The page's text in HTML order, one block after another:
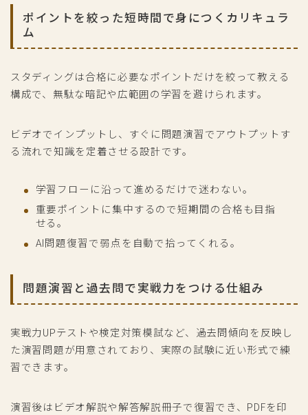
ポイントを絞った短時間で身につくカリキュラ
ム
スタディングは合格に必要なポイントだけを絞って教える
構成で、無駄な暗記や広範囲の学習を避けられます。
ビデオでインプットし、すぐに問題演習でアウトプットす
る流れで知識を定着させる設計です。
学習フローに沿って進めるだけで迷わない。
重要ポイントに集中するので短期間の合格も目指
せる。
AI問題復習で弱点を自動で拾ってくれる。
問題演習と過去問で実戦力をつける仕組み
実戦力UPテストや検定対策模試など、過去問傾向を反映し
た演習問題が用意されており、実際の試験に近い形式で練
習できます。
演習後はビデオ解説や解答解説冊子で復習でき、PDFを印